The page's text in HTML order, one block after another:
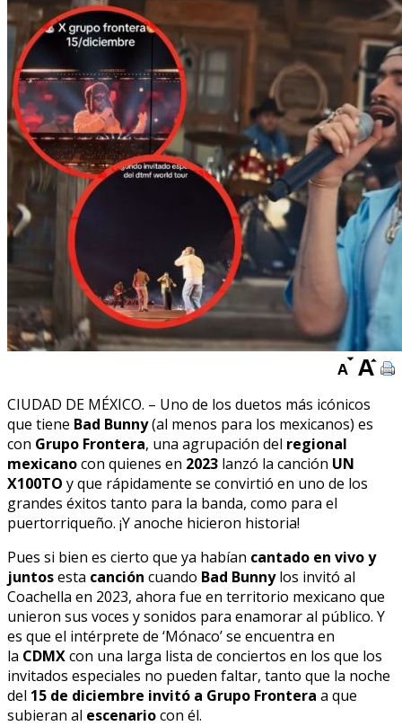
CIUDAD DE MÉXICO. – Uno de los duetos más icónicos
que tiene Bad Bunny(al menos para los mexicanos) es
con Grupo Frontera, una agrupación del regional
mexicanocon quienes en 2023 lanzó la canción UN
X100TO y que rápidamente se convirtió en uno de los
grandes éxitos tanto para la banda, como para el
puertorriqueño. ¡Y anoche hicieron historia!
Pues si bien es cierto que ya habían cantado en vivo y
juntosesta canción cuando Bad Bunnylos invitó al
Coachella en 2023, ahora fue en territorio mexicano que
unieron sus voces y sonidos para enamorar al público. Y
es que el intérprete de ‘Mónaco’ se encuentra en
la CDMXcon una larga lista de conciertos en los que los
invitados especiales no pueden faltar, tanto que la noche
del 15 de diciembre invitó a Grupo Frontera a que
subieran al escenariocon él.